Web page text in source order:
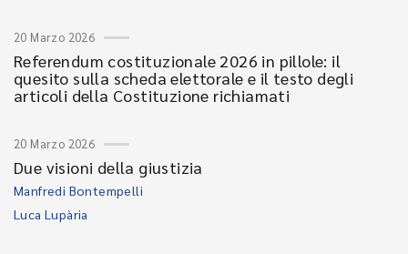
20 Marzo 2026
Referendum costituzionale 2026 in pillole: il
quesito sulla scheda elettorale e il testo degli
articoli della Costituzione richiamati
20 Marzo 2026
Due visioni della giustizia
Manfredi Bontempelli
Luca Lupària